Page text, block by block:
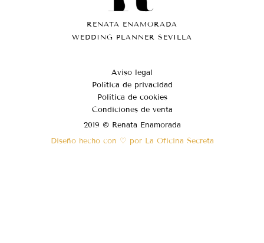
RENATA ENAMORADA
WEDDING PLANNER SEVILLA
Aviso legal
Política de privacidad
Política de cookies
Condiciones de venta
2019 © Renata Enamorada
Diseño hecho con ♡ por La Oficina Secreta